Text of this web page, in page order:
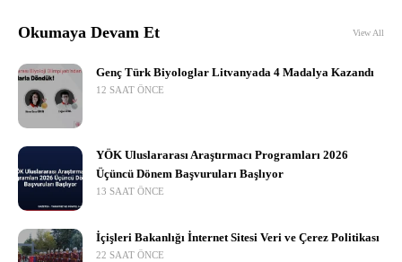
Okumaya Devam Et View All
Genç Türk Biyologlar Litvanyada 4 Madalya Kazandı
12 SAAT ÖNCE
YÖK Uluslararası Araştırmacı Programları 2026
Üçüncü Dönem Başvuruları Başlıyor
13 SAAT ÖNCE
İçişleri Bakanlığı İnternet Sitesi Veri ve Çerez Politikası
22 SAAT ÖNCE